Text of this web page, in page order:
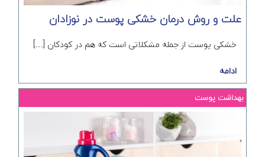
علت و روش درمان خشکی پوست در نوزادان
خشکی پوست از جمله مشکلاتی است که هم در کودکان […]
ادامه
بهداشت پوست